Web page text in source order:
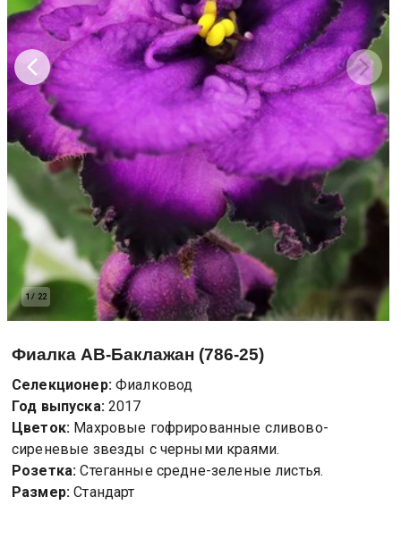
1 / 22
Фиалка АВ-Баклажан (786-25)
Селекционер: Фиалковод
Год выпуска: 2017
Цветок: Махровые гофрированные сливово-
сиреневые звезды с черными краями.
Розетка: Стеганные средне-зеленые листья.
Размер: Стандарт